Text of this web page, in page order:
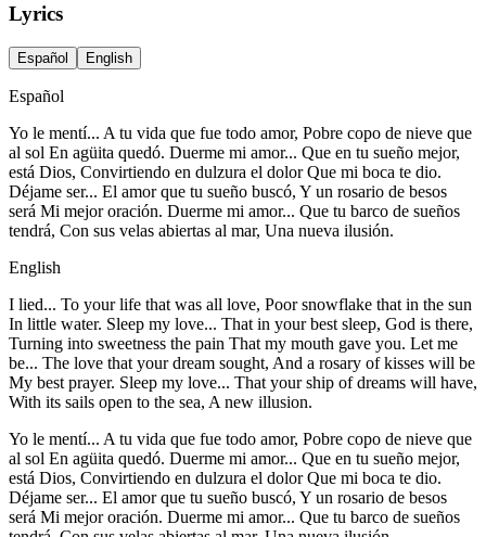
Lyrics
Español English
Español
Yo le mentí... A tu vida que fue todo amor, Pobre copo de nieve que
al sol En agüita quedó. Duerme mi amor... Que en tu sueño mejor,
está Dios, Convirtiendo en dulzura el dolor Que mi boca te dio.
Déjame ser... El amor que tu sueño buscó, Y un rosario de besos
será Mi mejor oración. Duerme mi amor... Que tu barco de sueños
tendrá, Con sus velas abiertas al mar, Una nueva ilusión.
English
I lied... To your life that was all love, Poor snowflake that in the sun
In little water. Sleep my love... That in your best sleep, God is there,
Turning into sweetness the pain That my mouth gave you. Let me
be... The love that your dream sought, And a rosary of kisses will be
My best prayer. Sleep my love... That your ship of dreams will have,
With its sails open to the sea, A new illusion.
Yo le mentí... A tu vida que fue todo amor, Pobre copo de nieve que
al sol En agüita quedó. Duerme mi amor... Que en tu sueño mejor,
está Dios, Convirtiendo en dulzura el dolor Que mi boca te dio.
Déjame ser... El amor que tu sueño buscó, Y un rosario de besos
será Mi mejor oración. Duerme mi amor... Que tu barco de sueños